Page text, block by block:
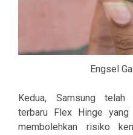
Engsel
Kedua, Samsung telah
terbaru Flex Hinge
membolehkan risiko